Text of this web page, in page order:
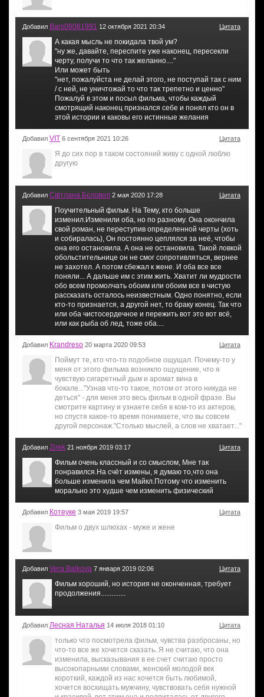
Добавил Bars06061991 12 октября 2021 20:34 Цитата
А какая мысль не покидала твой ум?
"ну же, давайте, переспите уже наконец, пересекли
черту, получи то что так желанно...."
Или может быть
"нет, пожалуйста не делай этого, не поступай так с ним
/ с ней, не уничтожай то что так трепетно и ценно"
Пожалуй в этом и посыл фильма, чтобы каждый
смотрящий наконец признался себе и понял кто он в
этой истории и каковы его истинные желания
Добавил VIT 6 сентября 2021 10:26 Цитата
Я до сих пор в таком состояний живу с одной люблю
другую
Добавил Світлана Бєловол 2 мая 2020 17:28 Цитата
Поучительный фильм. На Тему, кто больше
изменил.Изменили оба, но по разному. Она окончила
свой роман, не переступив определенной черты (хоть
и собиралась), Он постоянно цеплялся за неё, чтобы
она его остановила. А она не остановила. Такой ловкой
обольстительнице он не смог сопротивляться, вернее
не захотел. А потом сбежал к жене. И оба все все
поняли... А дальше им с этим жить. Хватит ли мудрости
обо всем промолчать обоим или обоим все в чистую
рассказать осталось неизвестным. Одно понятно, если
кто-то признается, а другой нет, то браку конец. Так что
или оба чистосердечное и пережить вот это вот всё,
или как рыба об лед, тоже оба....
Добавил Krandreso 20 марта 2020 09:53 Цитата
Поймут те, кто что-то подобное ощущал. Почему-то у
меня от этого фильма возникло ощущение, что я
чувствую сигаретный дым и аромат вина в
бокале..."Узнав что-то такое, потом от этого никуда не
деться" - для меня это весь фильм в одной фразе. Вы
смотрите картину и узнаете себя в ком-то из актеров,
но спустя какое-то время понимаете, что вы совсем
другой персонаж."Столько мыслей, а слов не хватает..."
Добавил Zirek 21 ноября 2019 03:17 Цитата
Фильм очень классный и со смыслом, Мне так
понравился.На счёт измены, я думаю то,что она
больше изменила чем Майкл.Потому что изменить
морально это худше чем изменить физический
Добавил Котеуке 3 мая 2019 19:57 Цитата
Фильм о двух шлюхах - муже и жене
Добавил Vera Balkova 7 января 2019 02:06 Цитата
Фильм хороший, но история не оконченная, требует
продолжения..............
Добавил Лесная Наталья 14 июля 2018 01:10 Цитата
только что посмотрела фильм, чувства разбросаны, но
что-то все же хочется сказать. Я не считаю, что она
изменила, высказывания в ее счет считаю просто
высокопарными словами, женский молодой век
короткий, каждой из нас хочется быть любимой,
хочется восхищать мужчину, чувствовать себя нужной